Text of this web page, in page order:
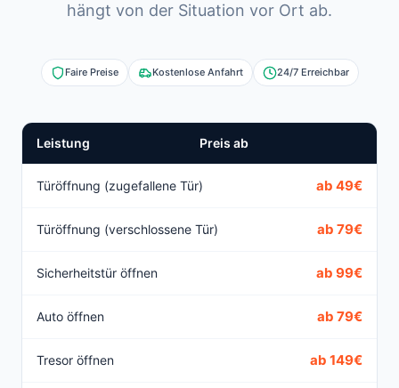
hängt von der Situation vor Ort ab.
Faire Preise Kostenlose Anfahrt 24/7 Erreichbar
Leistung Preis ab
Türöffnung (zugefallene Tür) ab 49€
Türöffnung (verschlossene Tür) ab 79€
Sicherheitstür öffnen ab 99€
Auto öffnen ab 79€
Tresor öffnen ab 149€